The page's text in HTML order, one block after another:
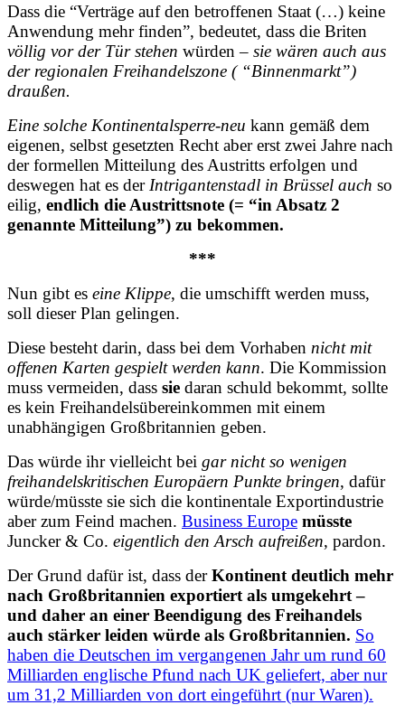
Dass die “Verträge auf den betroffenen Staat (…) keine
Anwendung mehr finden”, bedeutet, dass die Briten
völlig vor der Tür stehen würden – sie wären auch aus
der regionalen Freihandelszone ( “Binnenmarkt”)
draußen.
Eine solche Kontinentalsperre-neu kann gemäß dem
eigenen, selbst gesetzten Recht aber erst zwei Jahre nach
der formellen Mitteilung des Austritts erfolgen und
deswegen hat es der Intrigantenstadl in Brüssel auch so
eilig, endlich die Austrittsnote (= “in Absatz 2
genannte Mitteilung”) zu bekommen.
***
Nun gibt es eine Klippe, die umschifft werden muss,
soll dieser Plan gelingen.
Diese besteht darin, dass bei dem Vorhaben nicht mit
offenen Karten gespielt werden kann. Die Kommission
muss vermeiden, dass sie daran schuld bekommt, sollte
es kein Freihandelsübereinkommen mit einem
unabhängigen Großbritannien geben.
Das würde ihr vielleicht bei gar nicht so wenigen
freihandelskritischen Europäern Punkte bringen, dafür
würde/müsste sie sich die kontinentale Exportindustrie
aber zum Feind machen. Business Europe müsste
Juncker & Co. eigentlich den Arsch aufreißen, pardon.
Der Grund dafür ist, dass derKontinent deutlich mehr
nach Großbritannien exportiert als umgekehrt –
und daher an einer Beendigung des Freihandels
auch stärker leiden würde als Großbritannien. So
haben die Deutschen im vergangenen Jahr um rund 60
Milliarden englische Pfund nach UK geliefert, aber nur
um 31,2 Milliarden von dort eingeführt (nur Waren).